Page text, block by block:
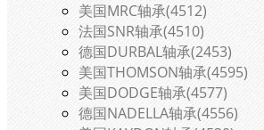
美国MRC轴承(4512)
法国SNR轴承(4510)
德国DURBAL轴承(2453)
美国THOMSON轴承(4595)
美国DODGE轴承(4577)
德国NADELLA轴承(4556)